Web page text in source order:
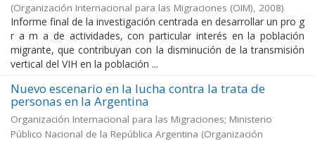
(Organización Internacional para las Migraciones (OIM), 2008)
Informe final de la investigación centrada en desarrollar un pro g
r a m a de actividades, con particular interés en la población
migrante, que contribuyan con la disminución de la transmisión
vertical del VIH en la población ...
Nuevo escenario en la lucha contra la trata de
personas en la Argentina
Organización Internacional para las Migraciones; Ministerio
Público Nacional de la República Argentina (Organización